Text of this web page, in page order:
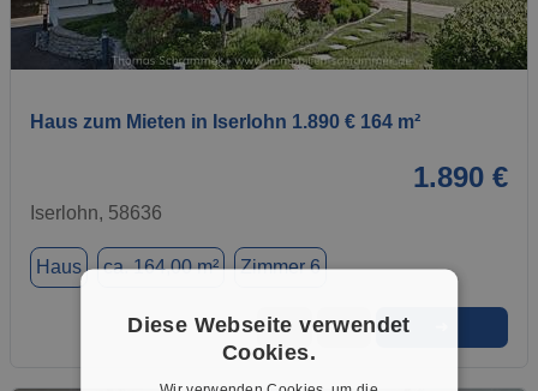
1 / 1
Haus zum Mieten in Iserlohn 1.890 € 164 m²
1.890 €
Iserlohn, 58636
Haus ca. 164,00 m² Zimmer 6
★ ➦
Diese Webseite verwendet
Cookies.